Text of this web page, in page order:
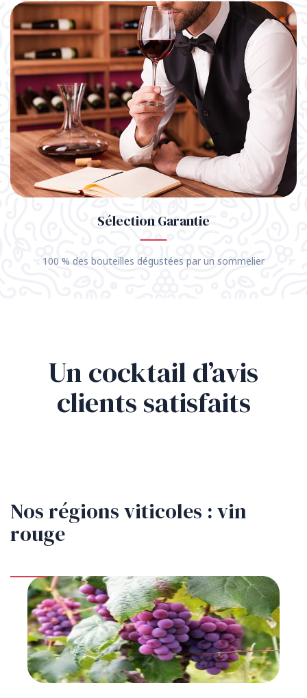
Sélection Garantie
100 % des bouteilles dégustées par un sommelier
Un cocktail d’avis
clients satisfaits
Nos régions viticoles : vin
rouge